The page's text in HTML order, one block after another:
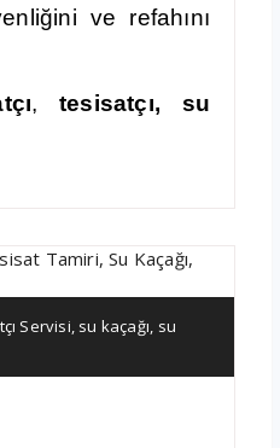
ve refahını
,tesisatçı, su
Servisi, su kaçağı, su